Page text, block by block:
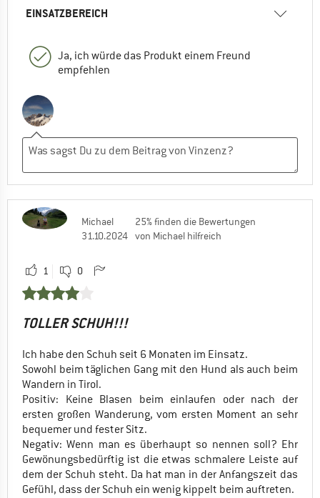
EINSATZBEREICH
Ja, ich würde das Produkt einem Freund
empfehlen
Michael
31.10.2024
25% finden die Bewertungen
von Michael hilfreich
1 0
TOLLER SCHUH!!!
Ich habe den Schuh seit 6 Monaten im Einsatz.
Sowohl beim täglichen Gang mit den Hund als auch beim
Wandern in Tirol.
Positiv: Keine Blasen beim einlaufen oder nach der
ersten großen Wanderung, vom ersten Moment an sehr
bequemer und fester Sitz.
Negativ: Wenn man es überhaupt so nennen soll? Ehr
Gewönungsbedürftig ist die etwas schmalere Leiste auf
dem der Schuh steht. Da hat man in der Anfangszeit das
Gefühl, dass der Schuh ein wenig kippelt beim auftreten.